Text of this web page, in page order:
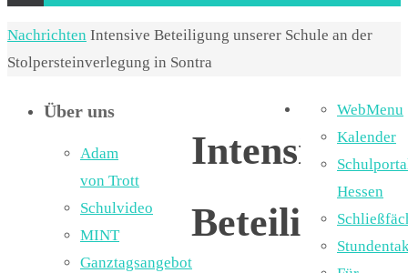
Start
Nachrichten Intensive Beteiligung unserer Schule an der
Stolpersteinverlegung in Sontra
Intensive
Beteiligung
Über uns
Adam
von Trott
Schulvideo
MINT
Ganztagsangebot
WebMenu
Kalender
Hessen